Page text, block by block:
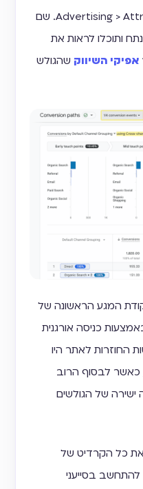
Advertising > Attribution > Conversion paths. שם
ותוכלו לראות את
אפיקי השיווק שהגולש
המגע הראשונה של
כניסה אורגנית
החוזרות לאתר היו
כאשר לבסוף הרוב
ישירה של הגולשים
את כל הקרדיט של
בסייעני